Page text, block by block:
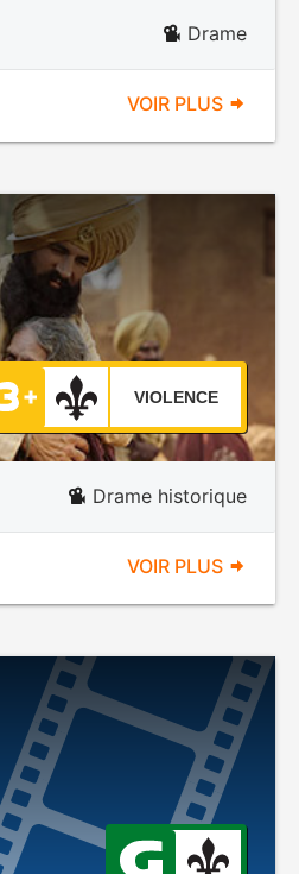
Drame
VOIR PLUS
VIOLENCE
Drame historique
VOIR PLUS